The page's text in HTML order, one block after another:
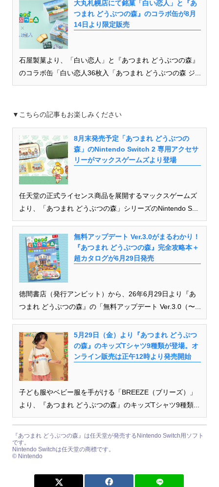
大丸札幌店にて銘菓「白い恋人」と『あ
つまれ どうぶつの森』のコラボ缶が8月
14日より限定販売
石屋製菓より、「白い恋人」と『あつまれ どうぶつの森』
のコラボ缶「白い恋人36枚入「あつまれ どうぶつの森 ジ...
▼こちらの記事もお楽しみください
8月末発売予定「あつまれ どうぶつの
森」のNintendo Switch 2 専用アクセサ
リーがマックスゲームズより登場
任天堂の正式ライセンス商品を展開するマックスゲームズ
より、「あつまれ どうぶつの森」シリーズのNintendo S...
無料アップデート Ver.3.0がまるわかり！
『あつまれ どうぶつの森』完全攻略本＋
超カタログが6月29日発売
徳間書店（発行アンビット）から、26年6月29日より『あ
つまれ どうぶつの森』の「無料アップデート Ver.3.0（〜...
5月29日（金）より『あつまれ どうぶつ
の森』のキッズTシャツ9種類が登場。オ
ンライン販売は正午12時より発売開始
子ども服やベビー服を手がける「BREEZE（ブリーズ）」
より、『あつまれ どうぶつの森』のキッズTシャツ9種類...
『あつまれ どうぶつの森』は任天堂が発売するNintendo Switch用ソフト
です。
Nintendo Switchは任天堂の商標です。
© Nintendo